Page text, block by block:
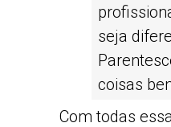
seja
coisas
Com todas